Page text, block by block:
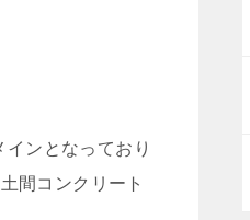
ンとなっており
間コンクリート